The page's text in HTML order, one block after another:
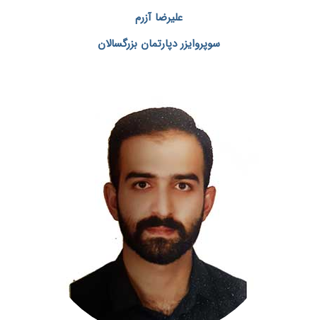
علیرضا آزرم
سوپروایزر دپارتمان بزرگسالان